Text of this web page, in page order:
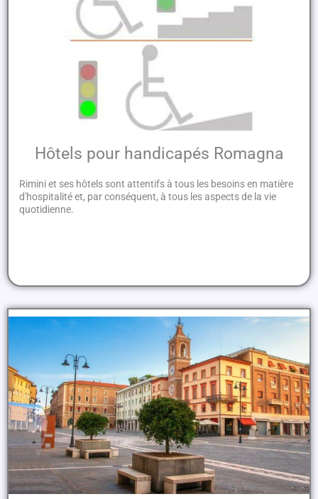
Hôtels pour handicapés Romagna
Rimini et ses hôtels sont attentifs à tous les besoins en matière
d'hospitalité et, par conséquent, à tous les aspects de la vie
quotidienne.